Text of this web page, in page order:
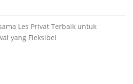
Les Privat Terbaik untuk
yang Fleksibel